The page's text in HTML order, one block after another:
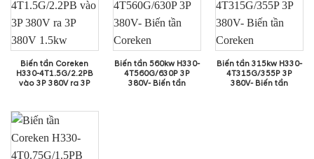
Biến tần Coreken
H330-4T1.5G/2.2PB
vào 3P 380V ra 3P
Biến tần 560kw H330-
4T560G/630P 3P
380V- Biến tần
Biến tần 315kw H330-
4T315G/355P 3P
380V- Biến tần